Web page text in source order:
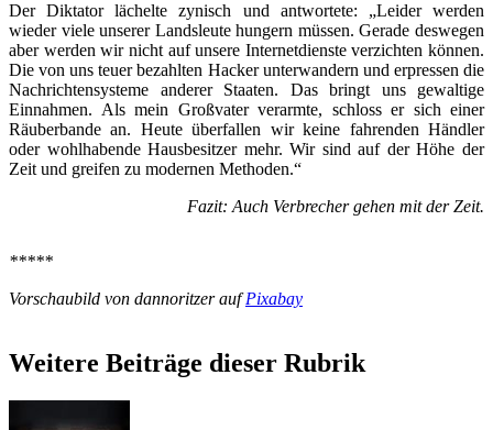
Der Diktator lächelte zynisch und antwortete: „Leider werden
wieder viele unserer Landsleute hungern müssen. Gerade deswegen
aber werden wir nicht auf unsere Internetdienste verzichten können.
Die von uns teuer bezahlten Hacker unterwandern und erpressen die
Nachrichtensysteme anderer Staaten. Das bringt uns gewaltige
Einnahmen. Als mein Großvater verarmte, schloss er sich einer
Räuberbande an. Heute überfallen wir keine fahrenden Händler
oder wohlhabende Hausbesitzer mehr. Wir sind auf der Höhe der
Zeit und greifen zu modernen Methoden.“
Fazit: Auch Verbrecher gehen mit der Zeit.
*****
Vorschaubild von dannoritzer aufPixabay
Weitere Beiträge dieser Rubrik